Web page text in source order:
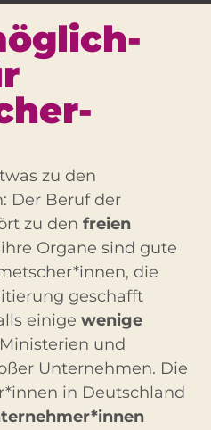
zu den
Der Beruf der
zu den freien
Organe sind gute
die
geschafft
einige wenige
und
Unternehmen. Die
in Deutschland